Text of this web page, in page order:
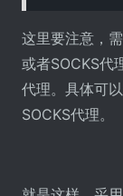
这里要注意，
或者SOCKS代
代理。具体可
SOCKS代理。